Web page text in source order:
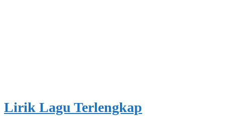
Lirik Lagu Terlengkap